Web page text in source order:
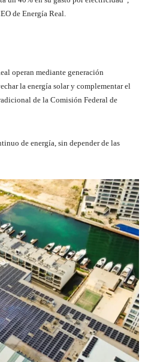
de Energía Real.
operan mediante generación
la energía solar y complementar el
de la Comisión Federal de
de energía, sin depender de las